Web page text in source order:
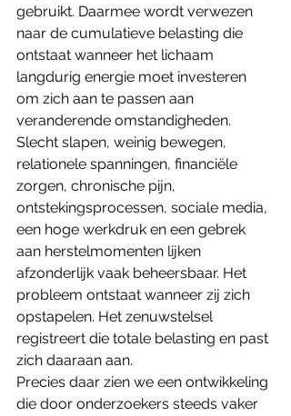
gebruikt. Daarmee wordt verwezen
naar de cumulatieve belasting die
ontstaat wanneer het lichaam
langdurig energie moet investeren
om zich aan te passen aan
veranderende omstandigheden.
Slecht slapen, weinig bewegen,
relationele spanningen, financiële
zorgen, chronische pijn,
ontstekingsprocessen, sociale media,
een hoge werkdruk en een gebrek
aan herstelmomenten lijken
afzonderlijk vaak beheersbaar. Het
probleem ontstaat wanneer zij zich
opstapelen. Het zenuwstelsel
registreert die totale belasting en past
zich daaraan aan.
Precies daar zien we een ontwikkeling
die door onderzoekers steeds vaker